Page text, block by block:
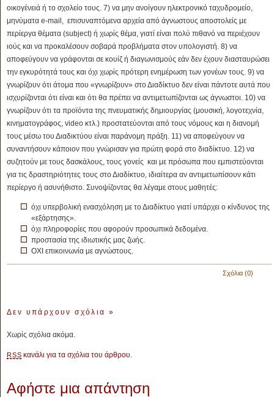
οικογένειά ή το σχολείο τους. 7) να μην ανοίγουν ηλεκτρονικό ταχυδρομείο,
μηνύματα e-mail, επισυναπτόμενα αρχεία από άγνωστους αποστολείς με
περίεργα θέματα (subject) ή χωρίς θέμα, γιατί είναι πολύ πιθανό να περιέχουν
ιούς και να προκαλέσουν σοβαρά προβλήματα στον υπολογιστή. 8) να
αποφεύγουν να γράφονται σε κουίζ ή διαγωνισμούς εάν δεν έχουν διασταυρώσει
την εγκυρότητά τους και όχι χωρίς πρότερη ενημέρωση των γονέων τους. 9) να
γνωρίζουν ότι άτομα που «γνωρίζουν» στο Διαδίκτυο δεν είναι πάντοτε αυτά που
ισχυρίζονται ότι είναι και ότι θα πρέπει να αντιμετωπίζονται ως άγνωστοι. 10) να
γνωρίζουν ότι τα προϊόντα της πνευματικής δημιουργίας (μουσική, λογοτεχνία,
κινηματογράφος, video κτλ.) προστατεύονται από τους νόμους και η διανομή
τους μέσω του Διαδικτύου είναι παράνομη πράξη. 11) να αποφεύγουν να
συναντήσουν κάποιον που γνώρισαν για πρώτη φορά στο διαδίκτυο. 12) να
συζητούν με τους δασκάλους, τους γονείς και με πρόσωπα που εμπιστεύονται
για τις δραστηριότητες τους στο Διαδίκτυο, ιδιαίτερα αν αντιμετωπίσουν κάτι
περίεργο ή ασυνήθιστο. Συνοψίζοντας θα λέγαμε στους μαθητές:
όχι υπερβολική ενασχόληση με το Διαδίκτυο γιατί υπάρχει ο κίνδυνος της
«εξάρτησης».
όχι πληροφορίες που αφορούν προσωπικά δεδομένα.
προστασία της ιδιωτικής μας ζωής.
ΟΧΙ επικοινωνία με αγνώστους.
Σχόλια (0)
Δεν υπάρχουν σχόλια »
Χωρίς σχόλια ακόμα.
RSS κανάλι για τα σχόλια του άρθρου.
Αφήστε μια απάντηση